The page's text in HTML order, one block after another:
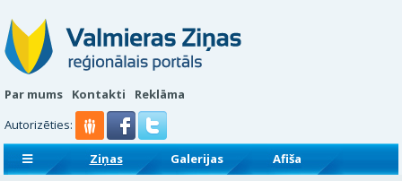
Par mums Kontakti
Reklāma
Autorizēties:
Ziņas Galerijas
Afiša